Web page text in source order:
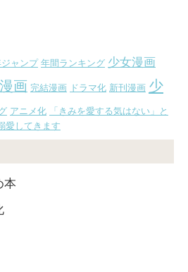
ャンプ 年間ランキング 少女漫画
画 完結漫画 ドラマ化 新刊漫画 少
アニメ化
「きみを愛する気はない」と
愛してきます
本